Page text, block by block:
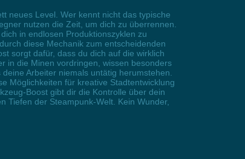
neues Level. Wer kennt nicht das typische
nutzen die Zeit, um dich zu überrennen.
in endlosen Produktionszyklen zu
diese Mechanik zum entscheidenden
sorgt dafür, dass du dich auf die wirklich
in die Minen vordringen, wissen besonders
Arbeiter niemals untätig herumstehen.
Möglichkeiten für kreative Stadtentwicklung
Boost gibt dir die Kontrolle über dein
Tiefen der Steampunk-Welt. Kein Wunder,